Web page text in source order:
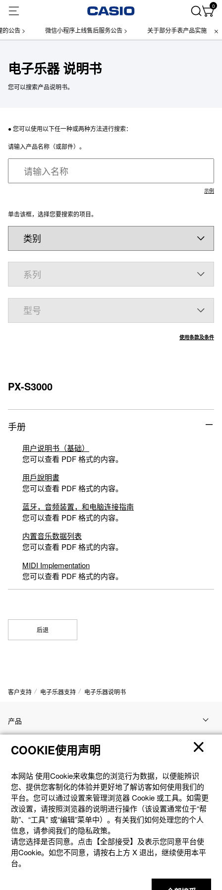
0
公告 > 微信小程序上线售后服务公告 > 关于部分手表产品实施【一
电子乐器 说明书
您可以搜索产品说明书。
● 您可以使用以下任一种或两种方法进行搜索：
请输入产品名称（或部件）。
示例
单击该框，选择您要搜索的项目。
使用条款及条件
PX-S3000
手册
用户说明书（基础）
您可以查看 PDF 格式的内容。
用戶說明書
您可以查看 PDF 格式的内容。
蓝牙，音频装置，和电脑连接指南
您可以查看 PDF 格式的内容。
内置音乐数据列表
您可以查看 PDF 格式的内容。
MIDI Implementation
您可以查看 PDF 格式的内容。
后退
客户支持 电子乐器支持 电子乐器说明书
产品
客户支持
资讯
社交媒体
© 2025 卡西欧（中国）贸易有限公司 CASIO(China) Co., Ltd
COOKIE使用声明
本网站 使⽤Cookie来收集您的浏览⾏为数据，以便能辨识
您、提供您客制化的体验并更好地了解访客如何使⽤我们的
平台。您可以通过设置来管理浏览器 Cookie 或⼯具。如需更
改设置，请按照浏览器的说明进⾏操作（该设置通常位于“帮
助”、“⼯具” 或“编辑”菜单中）。有关我们如何处理您的个⼈
信息，请参阅我们的隐私政策。
请您选择是否同意。点击【全部接受】及表示您同意平台使
用Cookie。如您不同意，请按右上⽅ X 退出，继续使⽤本平
台。